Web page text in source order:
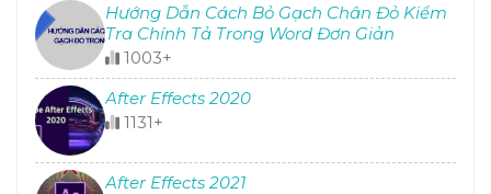
Hướng Dẫn Cách Bỏ Gạch Chân Đỏ Kiểm
Tra Chính Tả Trong Word Đơn Giản
1003+
After Effects 2020
1131+
After Effects 2021